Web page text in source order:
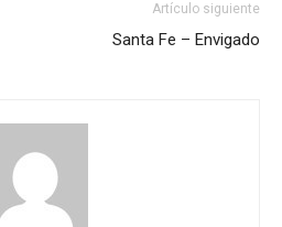
Artículo siguiente
Santa Fe – Envigado